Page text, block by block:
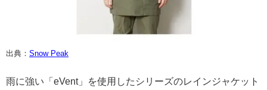
出典： Snow Peak
雨に強い「eVent」を使用したシリーズのレインジャケット